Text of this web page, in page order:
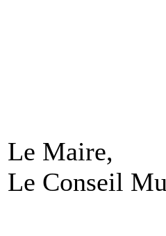
Le Maire,
Le Conseil